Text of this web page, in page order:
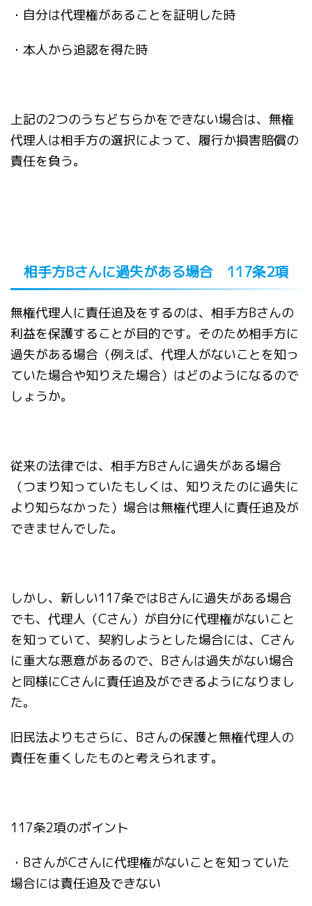
・自分は代理権があることを証明した時
・本人から追認を得た時
上記の2つのうちどちらかをできない場合は、無権
代理人は相手方の選択によって、履行か損害賠償の
責任を負う。
相手方Bさんに過失がある場合 117条2項
無権代理人に責任追及をするのは、相手方Bさんの
利益を保護することが目的です。そのため相手方に
過失がある場合（例えば、代理人がないことを知っ
ていた場合や知りえた場合）はどのようになるので
しょうか。
従来の法律では、相手方Bさんに過失がある場合
（つまり知っていたもしくは、知りえたのに過失に
より知らなかった）場合は無権代理人に責任追及が
できませんでした。
しかし、新しい117条ではBさんに過失がある場合
でも、代理人（Cさん）が自分に代理権がないこと
を知っていて、契約しようとした場合には、Cさん
に重大な悪意があるので、Bさんは過失がない場合
と同様にCさんに責任追及ができるようになりまし
た。
旧民法よりもさらに、Bさんの保護と無権代理人の
責任を重くしたものと考えられます。
117条2項のポイント
・BさんがCさんに代理権がないことを知っていた
場合には責任追及できない